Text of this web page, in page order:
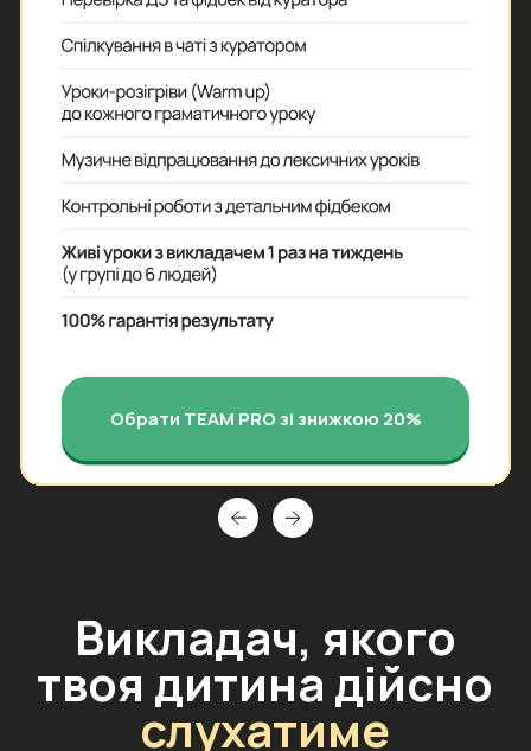
На власному прикладі я покажу,
що англійська —це не про
страждання над підручниками,
а про реальну свободу: